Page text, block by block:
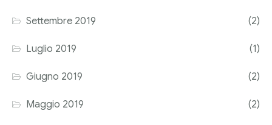
Settembre 2019 (2)
Luglio 2019 (1)
Giugno 2019 (2)
Maggio 2019 (2)